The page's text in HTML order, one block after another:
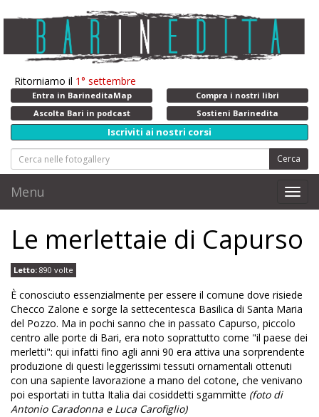
Ritorniamo il 1° settembre
Entra in BarineditaMap
Compra i nostri libri
Ascolta Bari in podcast
Sostieni Barinedita
Iscriviti ai nostri corsi
Cerca
Menu
Le merlettaie di Capurso
Letto: 890 volte
È conosciuto essenzialmente per essere il comune dove risiede
Checco Zalone e sorge la settecentesca Basilica di Santa Maria
del Pozzo. Ma in pochi sanno che in passato Capurso, piccolo
centro alle porte di Bari, era noto soprattutto come "il paese dei
merletti": qui infatti fino agli anni 90 era attiva una sorprendente
produzione di questi leggerissimi tessuti ornamentali ottenuti
con una sapiente lavorazione a mano del cotone, che venivano
poi esportati in tutta Italia dai cosiddetti sgammìtte (foto di
Antonio Caradonna e Luca Carofiglio)